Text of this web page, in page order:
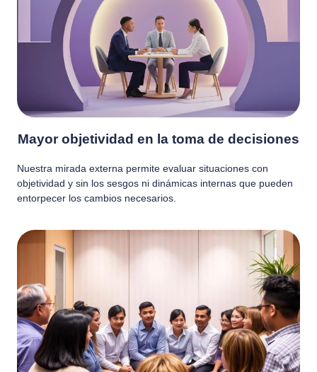
Mayor objetividad en la toma de decisiones
Nuestra mirada externa permite evaluar situaciones con
objetividad y sin los sesgos ni dinámicas internas que pueden
entorpecer los cambios necesarios.